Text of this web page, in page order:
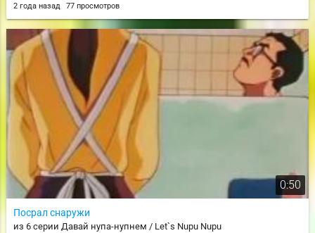
2 года назад 77 просмотров
0:50
Посрал снаружи
из 6 серии Давай нупа-нупнем / Let`s Nupu Nupu